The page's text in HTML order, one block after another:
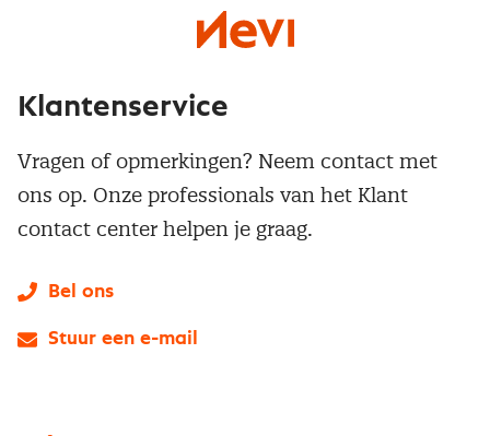
Klantenservice
Vragen of opmerkingen? Neem contact met
ons op. Onze professionals van het Klant
contact center helpen je graag.
Bel ons
Stuur een e-mail